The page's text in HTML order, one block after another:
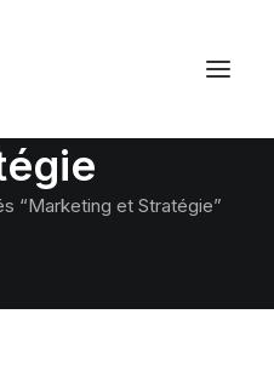
“Marketing et Stratégie”